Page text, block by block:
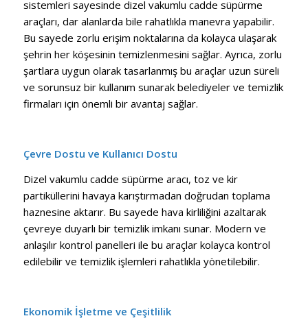
sistemleri sayesinde dizel vakumlu cadde süpürme
araçları, dar alanlarda bile rahatlıkla manevra yapabilir.
Bu sayede zorlu erişim noktalarına da kolayca ulaşarak
şehrin her köşesinin temizlenmesini sağlar. Ayrıca, zorlu
şartlara uygun olarak tasarlanmış bu araçlar uzun süreli
ve sorunsuz bir kullanım sunarak belediyeler ve temizlik
firmaları için önemli bir avantaj sağlar.
Çevre Dostu ve Kullanıcı Dostu
Dizel vakumlu cadde süpürme aracı, toz ve kir
partiküllerini havaya karıştırmadan doğrudan toplama
haznesine aktarır. Bu sayede hava kirliliğini azaltarak
çevreye duyarlı bir temizlik imkanı sunar. Modern ve
anlaşılır kontrol panelleri ile bu araçlar kolayca kontrol
edilebilir ve temizlik işlemleri rahatlıkla yönetilebilir.
Ekonomik İşletme ve Çeşitlilik